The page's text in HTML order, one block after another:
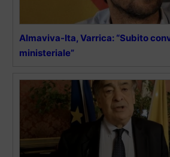
Almaviva-Ita, Varrica: “Subito
ministeriale”